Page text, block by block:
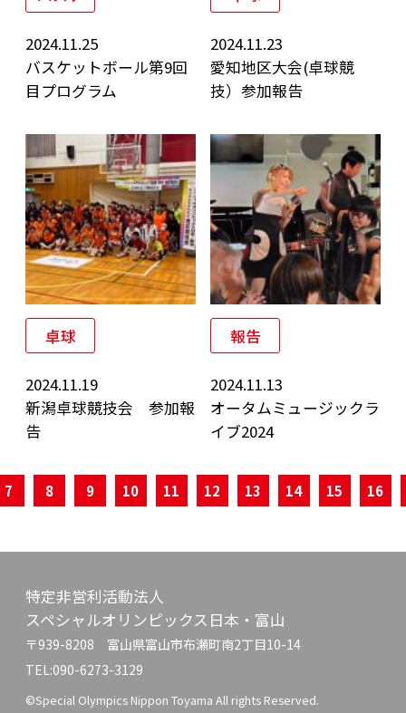
2024.11.25
バスケットボール第9回
目プログラム
2024.11.23
愛知地区大会(卓球競
技）参加報告
卓球
2024.11.19
新潟卓球競技会 参加報
告
報告
2024.11.13
オータムミュージックラ
イブ2024
7 8 9 10 11 12 13 14 15 16
特定非営利活動法人
スペシャルオリンピックス日本・富山
〒939-8208 富山県富山市布瀬町南2丁目10-14
TEL:090-6273-3129
©Special Olympics Nippon Toyama All rights Reserved.